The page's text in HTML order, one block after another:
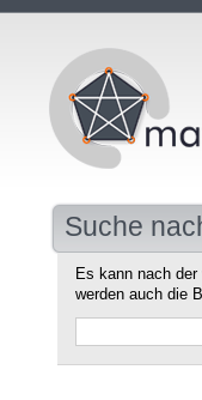
Suche
Es kann nach
werden auch die